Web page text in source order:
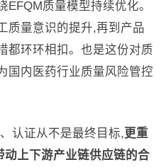
EFQM质量模型持续优化。
质量意识的提升,再到产品
都环环相扣。也是这份对质
国内医药行业质量风险管控
认证从不是最终目标,更重
上下游产业链供应链的合